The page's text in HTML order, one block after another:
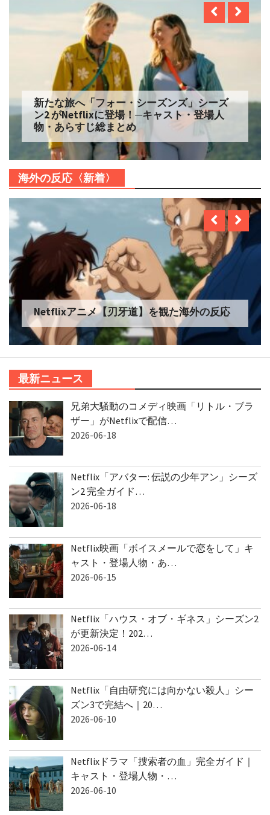
新たな旅へ「フォー・シーズンズ」シーズ
ン2 がNetflixに登場！─キャスト・登場人
物・あらすじ総まとめ
海外の反応〈新着〉
Netflixアニメ【刃牙道】を観た海外の反応
最新ニュース
兄弟大騒動のコメディ映画「リトル・ブラ
ザー」がNetflixで配信…
2026-06-18
Netflix「アバター: 伝説の少年アン」シーズ
ン2 完全ガイド…
2026-06-18
Netflix映画「ボイスメールで恋をして」キ
ャスト・登場人物・あ…
2026-06-15
Netflix「ハウス・オブ・ギネス」シーズン2
が更新決定！202…
2026-06-14
Netflix「自由研究には向かない殺人」シー
ズン3で完結へ｜20…
2026-06-10
Netflixドラマ「捜索者の血」完全ガイド｜
キャスト・登場人物・…
2026-06-10